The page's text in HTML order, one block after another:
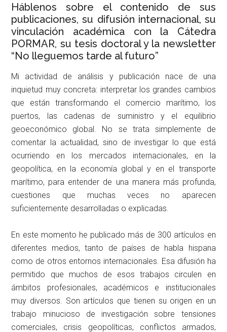
Háblenos sobre el contenido de sus
publicaciones, su difusión internacional, su
vinculación académica con la Cátedra
PORMAR, su tesis doctoral y la newsletter
“No lleguemos tarde al futuro”
Mi actividad de análisis y publicación nace de una
inquietud muy concreta: interpretar los grandes cambios
que están transformando el comercio marítimo, los
puertos, las cadenas de suministro y el equilibrio
geoeconómico global. No se trata simplemente de
comentar la actualidad, sino de investigar lo que está
ocurriendo en los mercados internacionales, en la
geopolítica, en la economía global y en el transporte
marítimo, para entender de una manera más profunda,
cuestiones que muchas veces no aparecen
suficientemente desarrolladas o explicadas.
En este momento he publicado más de 300 artículos en
diferentes medios, tanto de países de habla hispana
como de otros entornos internacionales. Esa difusión ha
permitido que muchos de esos trabajos circulen en
ámbitos profesionales, académicos e institucionales
muy diversos. Son artículos que tienen su origen en un
trabajo minucioso de investigación sobre tensiones
comerciales, crisis geopolíticas, conflictos armados,